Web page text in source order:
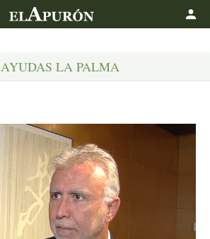
AYUDAS LA PALMA